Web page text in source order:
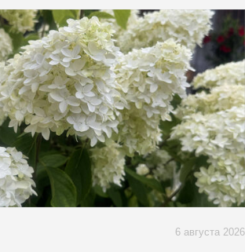
6 августа 2026